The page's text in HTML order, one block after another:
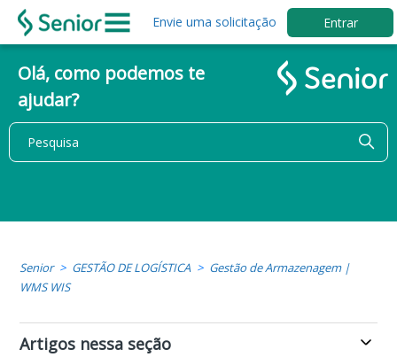
Envie uma solicitação Entrar
Olá, como podemos te
ajudar?
Senior GESTÃO DE LOGÍSTICA
Gestão de Armazenagem |
WMS WIS
Artigos nessa seção